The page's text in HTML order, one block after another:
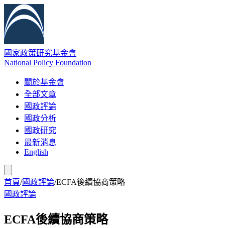
國家政策研究基金會
National Policy Foundation
關於基金會
全部文章
國政評論
國政分析
國政研究
最新消息
English
首頁/國政評論/ECFA後續協商策略
國政評論
ECFA後續協商策略